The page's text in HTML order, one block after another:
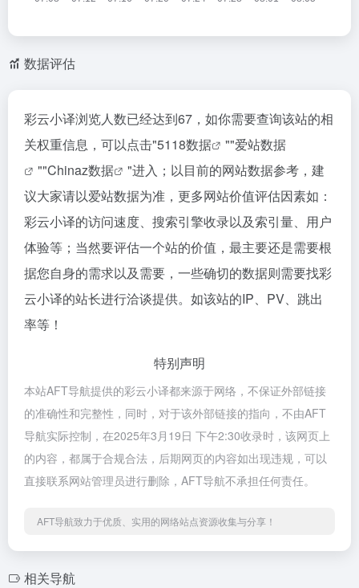
数据评估
彩云小译浏览人数已经达到67，如你需要查询该站的相
关权重信息，可以点击"5118数据 ""爱站数据
""Chinaz数据
"进入；以目前的网站数据参考，建
议大家请以爱站数据为准，更多网站价值评估因素如：
彩云小译的访问速度、搜索引擎收录以及索引量、用户
体验等；当然要评估一个站的价值，最主要还是需要根
据您自身的需求以及需要，一些确切的数据则需要找彩
云小译的站长进行洽谈提供。如该站的IP、PV、跳出
率等！
特别声明
本站AFT导航提供的彩云小译都来源于网络，不保证外部链接
的准确性和完整性，同时，对于该外部链接的指向，不由AFT
导航实际控制，在2025年3月19日 下午2:30收录时，该网页上
的内容，都属于合规合法，后期网页的内容如出现违规，可以
直接联系网站管理员进行删除，AFT导航不承担任何责任。
AFT导航致力于优质、实用的网络站点资源收集与分享！
相关导航